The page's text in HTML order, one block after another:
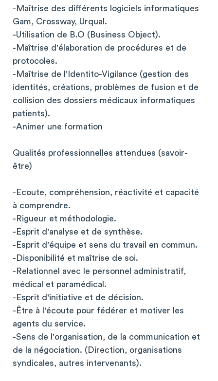
-Maîtrise des différents logiciels informatiques
Gam, Crossway, Urqual.
-Utilisation de B.O (Business Object).
-Maîtrise d'élaboration de procédures et de
protocoles.
-Maîtrise de l'Identito-Vigilance (gestion des
identités, créations, problèmes de fusion et de
collision des dossiers médicaux informatiques
patients).
-Animer une formation
Qualités professionnelles attendues (savoir-
être)
-Ecoute, compréhension, réactivité et capacité
à comprendre.
-Rigueur et méthodologie.
-Esprit d'analyse et de synthèse.
-Esprit d'équipe et sens du travail en commun.
-Disponibilité et maîtrise de soi.
-Relationnel avec le personnel administratif,
médical et paramédical.
-Esprit d'initiative et de décision.
-Être à l'écoute pour fédérer et motiver les
agents du service.
-Sens de l'organisation, de la communication et
de la négociation. (Direction, organisations
syndicales, autres intervenants).